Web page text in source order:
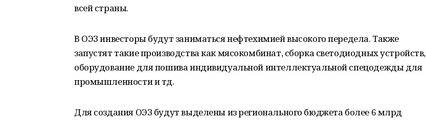
всей страны.
В ОЭЗ инвесторы будут заниматься нефтехимией высокого передела. Также
запустят такие производства как мясокомбинат, сборка светодиодных устройств,
оборудование для пошива индивидуальной интеллектуальной спецодежды для
промышленности и тд.
Для создания ОЭЗ будут выделены из регионального бюджета более 6 млрд